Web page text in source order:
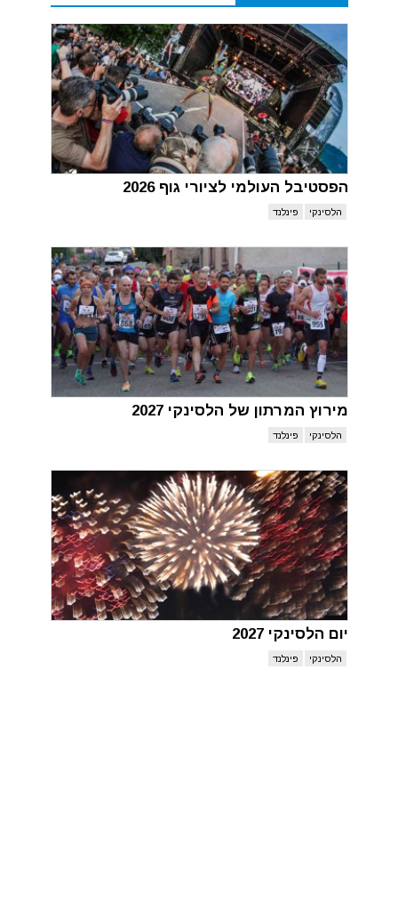
הפסטיבל העולמי לציורי גוף 2026
הלסינקי פינלנד
מירוץ המרתון של הלסינקי 2027
הלסינקי פינלנד
יום הלסינקי 2027
הלסינקי פינלנד